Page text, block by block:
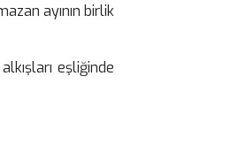
ayının birlik
eşliğinde